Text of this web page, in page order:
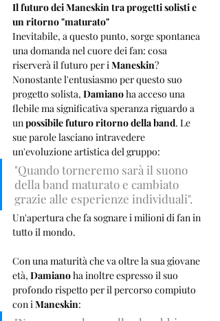
Il futuro dei Maneskin tra progetti solisti e
un ritorno "maturato"
Inevitabile, a questo punto, sorge spontanea
una domanda nel cuore dei fan: cosa
riserverà il futuro per i Maneskin?
Nonostante l'entusiasmo per questo suo
progetto solista, Damiano ha acceso una
flebile ma significativa speranza riguardo a
un possibile futuro ritorno della band. Le
sue parole lasciano intravedere
un'evoluzione artistica del gruppo:
"Quando torneremo sarà il suono
della band maturato e cambiato
grazie alle esperienze individuali".
Un'apertura che fa sognare i milioni di fan in
tutto il mondo.
Con una maturità che va oltre la sua giovane
età, Damiano ha inoltre espresso il suo
profondo rispetto per il percorso compiuto
con i Maneskin: